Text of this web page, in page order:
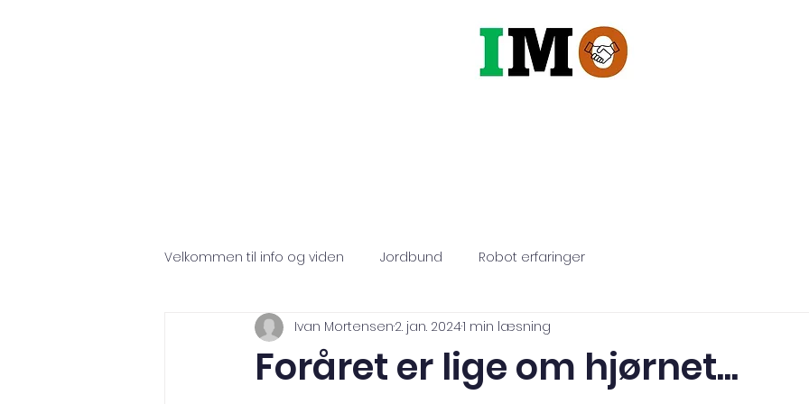
Velkommen til info og viden Jordbund Robot erfaringer
Foråret er lige om hjørnet...
Ivan Mortensen2. jan. 20241 min læsning